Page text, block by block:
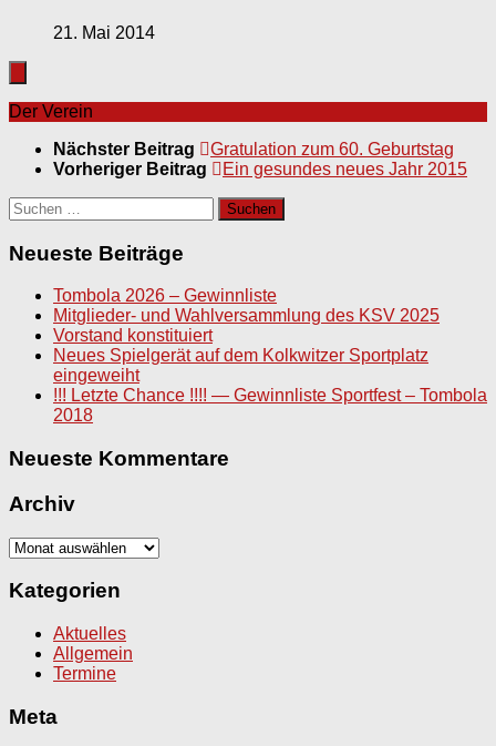
21. Mai 2014
Der Verein
Nächster Beitrag
Gratulation zum 60. Geburtstag
Vorheriger Beitrag
Ein gesundes neues Jahr 2015
Suchen
nach:
Neueste Beiträge
Tombola 2026 – Gewinnliste
Mitglieder- und Wahlversammlung des KSV 2025
Vorstand konstituiert
Neues Spielgerät auf dem Kolkwitzer Sportplatz
eingeweiht
!!! Letzte Chance !!!! — Gewinnliste Sportfest – Tombola
2018
Neueste Kommentare
Archiv
Archiv
Kategorien
Aktuelles
Allgemein
Termine
Meta